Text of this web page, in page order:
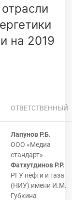
на 2019
ОТВЕТСТВЕННЫЙ
Лапунов Р.Б.
ООО «Медиа
стандарт»
Фатхутдинов Р.Р.
РГУ нефти и газа
(НИУ) имени И.М.
Губкина